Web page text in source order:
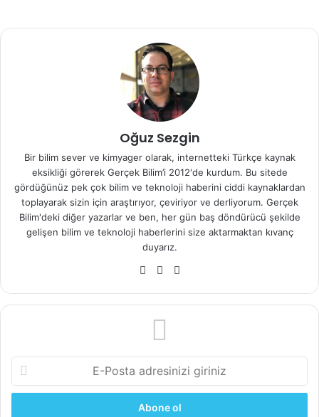
Süper çelik üretmek için yeni geliştirilen deforme ve
bölümleme metodu (D&P) kullanılıyor. Böylece eşsiz
tasarım özelliği sayesinde tokluk sağlanıyor. Malzemenin
yüzeyinde bir çatlak oluşursa, hemen bu çatlağın altında
kuvvetlerden kaynaklanan enerjiyi absorblayarak, ana
çatlağın çabucak yayılmasını engelliyor.
Araştırma ekibi bu yeni süper çeliğin yüksek dayanımlı
köprü tellerinde,kurşun geçirmezyeleklerde, araba
amortisörlerinde ve diğer uygulamalarda
kullanılabileceğini belirtiyor.
bir adım attık. Süper çelik, kurşun geçirmez yelek, köprü
telleri, hafifleştirilmiş otomobiller, askeri araçlar,uçaklar ve
inşaat sektöründe kullanılan yüksek dayanımlı vida ve
somunların üretiminde büyük bir potansiyeli olduğunu
düşünüyoruz,” diyor araştırmanın baş yazarı Huang
Mingxini.
Oğuz Sezgin
Bir bilim sever ve kimyager olarak, internetteki Türkçe kaynak
eksikliği görerek Gerçek Bilim’i 2012'de kurdum. Bu sitede
gördüğünüz pek çok bilim ve teknoloji haberini ciddi kaynaklardan
toplayarak sizin için araştırıyor, çeviriyor ve derliyorum. Gerçek
Bilim'deki diğer yazarlar ve ben, her gün baş döndürücü şekilde
gelişen bilim ve teknoloji haberlerini size aktarmaktan kıvanç
duyarız.
Web
Facebook
E-
Posta
adresinizi